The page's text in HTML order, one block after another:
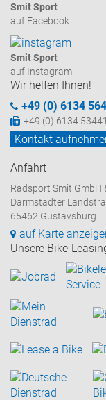
Smit Sport
auf Facebook
Smit Sport
auf Instagram
Wir helfen Ihnen!
+49 (0) 6134
+49 (0) 6134 53441
Kontakt
Anfahrt
Radsport Smit GmbH
Darmstädter
65462 Gustavsburg
auf Karte
Unsere Bike-